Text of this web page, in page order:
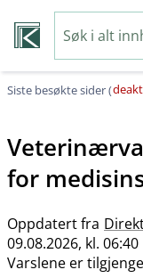
Siste besøkte sider (
for
Oppdatert fra
09.08.2026, kl. 06:40
Varslene er